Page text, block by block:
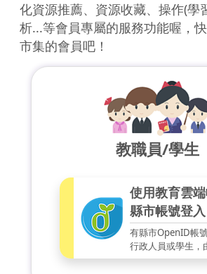
化資源推薦、資源收藏、操作(學
析...等會員專屬的服務功能喔，
市集的會員吧！
教職員/學生
使用教育雲
縣市帳號登入
有縣市OpenID帳號
行政人員或學生，